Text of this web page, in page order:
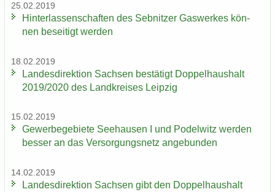
25.02.2019
Hin­ter­las­sen­schaf­ten des Seb­nit­zer Gas­wer­kes kön­
nen be­sei­tigt wer­den
18.02.2019
Lan­des­di­rek­ti­on Sach­sen be­stä­tigt Dop­pel­haus­halt
2019/2020 des Land­krei­ses Leip­zig
15.02.2019
Ge­wer­be­ge­bie­te See­hau­sen I und Po­del­witz wer­den
bes­ser an das Ver­sor­gungs­netz an­ge­bun­den
14.02.2019
Lan­des­di­rek­ti­on Sach­sen gibt den Dop­pel­haus­halt